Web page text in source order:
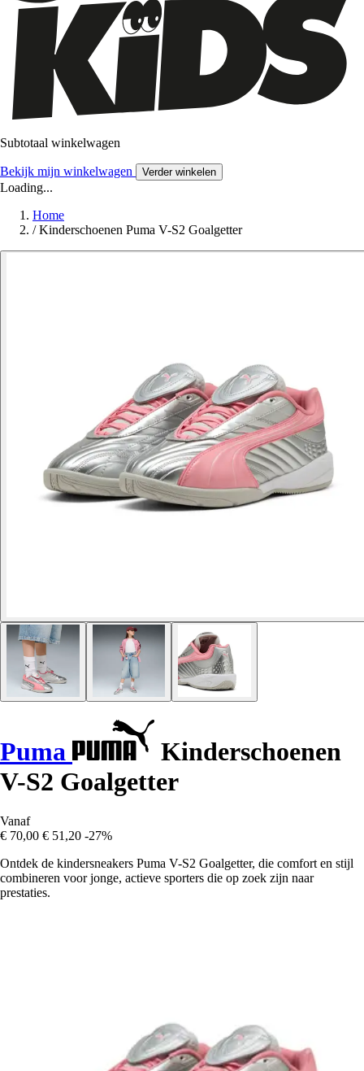
Subtotaal winkelwagen
Bekijk mijn winkelwagen Verder winkelen
Loading...
Home
/ Kinderschoenen Puma V-S2 Goalgetter
Puma
Kinderschoenen
V-S2 Goalgetter
Vanaf
€ 70,00 € 51,20 -27%
Ontdek de kindersneakers Puma V-S2 Goalgetter, die comfort en stijl
combineren voor jonge, actieve sporters die op zoek zijn naar
prestaties.